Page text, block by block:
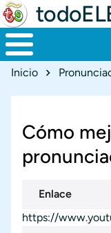
Ruta de
Inicio
Cómo
Enlace
https://